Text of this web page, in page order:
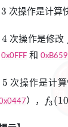
3
3 次操作是计算
4
4 次操作是修改
0x0FFF 和 0xB659
5
5 次操作是计
）， f3 (